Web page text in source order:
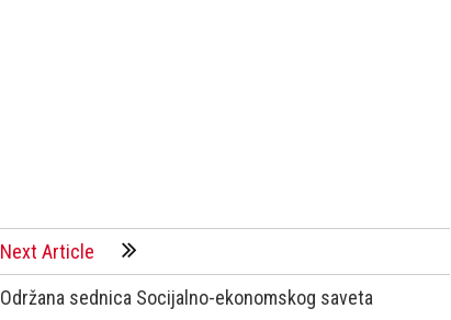
Next Article
Održana sednica Socijalno-ekonomskog saveta